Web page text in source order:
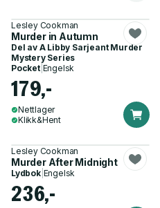
Lesley Cookman
Murder in Autumn
Del av A Libby Sarjeant Murder
Mystery Series
Pocket| Engelsk
179,-
Nettlager
Klikk&Hent
Lesley Cookman
Murder After Midnight
Lydbok| Engelsk
236,-